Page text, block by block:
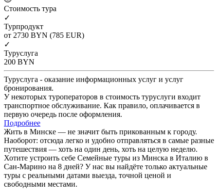
Cтоимость тура
✓
Турпродукт
от 2730 BYN (785 EUR)
✓
Туруслуга
200 BYN
Туруслуга - оказание информационных услуг и услуг
бронирования.
У некоторых туроператоров в стоимость туруслуги входит
транспортное обслуживание. Как правило, оплачивается в
первую очередь после оформления.
Подробнее
Жить в Минске — не значит быть прикованным к городу.
Наоборот: отсюда легко и удобно отправляться в самые разные
путешествия — хоть на один день, хоть на целую неделю.
Хотите устроить себе Семейные туры из Минска в Италию в
Сан-Марино на 8 дней? У нас вы найдёте только актуальные
туры с реальными датами выезда, точной ценой и
свободными местами.